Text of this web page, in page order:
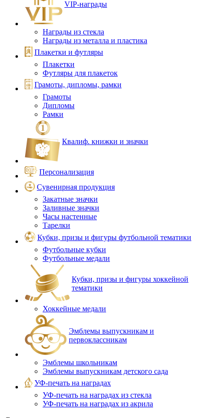
VIP‑награды
Награды из стекла
Награды из металла и пластика
Плакетки и футляры
Плакетки
Футляры для плакеток
Грамоты, дипломы, рамки
Грамоты
Дипломы
Рамки
Квалиф. книжки и значки
Персонализация
Сувенирная продукция
Закатные значки
Заливные значки
Часы настенные
Тарелки
Кубки, призы и фигуры футбольной тематики
Футбольные кубки
Футбольные медали
Кубки, призы и фигуры хоккейной
тематики
Хоккейные медали
Эмблемы выпускникам и
первоклассникам
Эмблемы школьникам
Эмблемы выпускникам детского сада
УФ-печать на наградах
УФ‑печать на наградах из стекла
УФ-печать на наградах из акрила